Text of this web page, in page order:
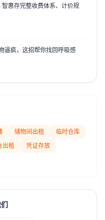
惠存完整收费体系、计价规
逼疯，这招帮你找回呼吸感
储物间出租
临时仓库
出租
凭证存放